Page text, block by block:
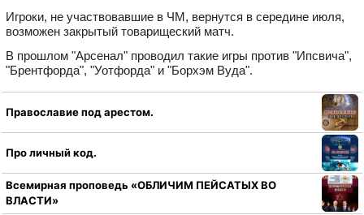
Игроки, не участвовавшие в ЧМ, вернутся в середине июля,
возможен закрытый товарищеский матч.
В прошлом "Арсенал" проводил такие игры против "Ипсвича",
"Брентфорда", "Уотфорда" и "Борхэм Вуда".
Православие под арестом.
Про личный код.
Всемирная проповедь «ОБЛИЧИМ ПЕЙСАТЫХ ВО
ВЛАСТИ»